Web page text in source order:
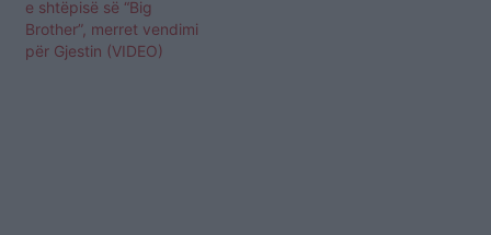
e shtëpisë së “Big
Brother”, merret vendimi
për Gjestin (VIDEO)